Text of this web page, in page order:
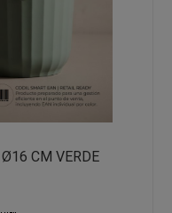
CM VERDE